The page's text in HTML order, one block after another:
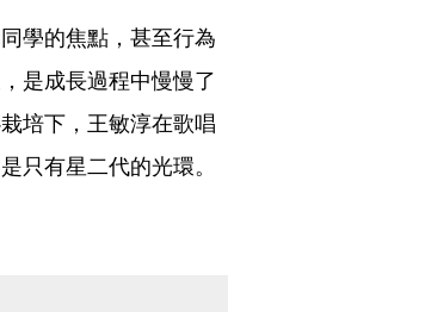
學的焦點，甚至行為
是成長過程中慢慢了
培下，王敏淳在歌唱
只有星二代的光環。